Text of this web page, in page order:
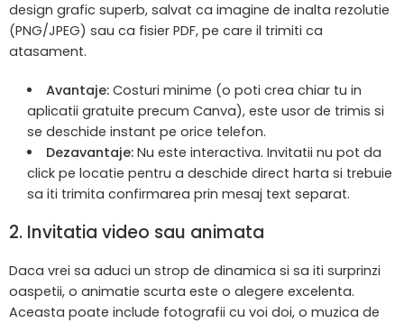
design grafic superb, salvat ca imagine de inalta rezolutie
(PNG/JPEG) sau ca fisier PDF, pe care il trimiti ca
atasament.
Avantaje:Costuri minime (o poti crea chiar tu in
aplicatii gratuite precum Canva), este usor de trimis si
se deschide instant pe orice telefon.
Dezavantaje:Nu este interactiva. Invitatii nu pot da
click pe locatie pentru a deschide direct harta si trebuie
sa iti trimita confirmarea prin mesaj text separat.
2. Invitatia video sau animata
Daca vrei sa aduci un strop de dinamica si sa iti surprinzi
oaspetii, o animatie scurta este o alegere excelenta.
Aceasta poate include fotografii cu voi doi, o muzica de